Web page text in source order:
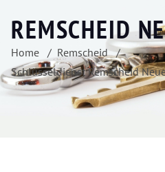
REMSCHEID
Home
Remscheid
Schlüsseldienst Remscheid